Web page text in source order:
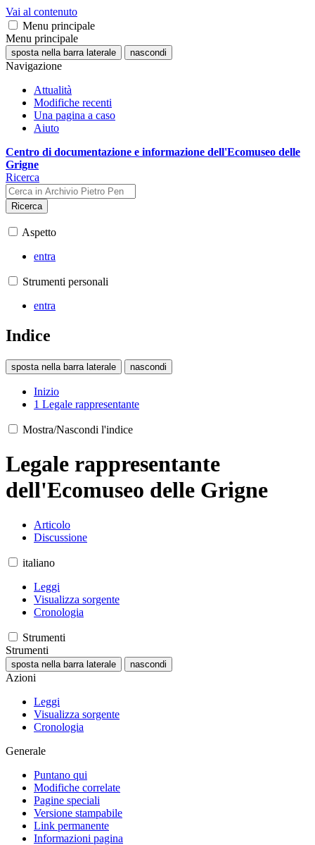
Vai al contenuto
Menu principale
Menu principale
sposta nella barra laterale nascondi
Navigazione
Attualità
Modifiche recenti
Una pagina a caso
Aiuto
Centro di documentazione e informazione dell'Ecomuseo delle
Grigne
Ricerca
Ricerca
Aspetto
entra
Strumenti personali
entra
Indice
sposta nella barra laterale nascondi
Inizio
1 Legale rappresentante
Mostra/Nascondi l'indice
Legale rappresentante
dell'Ecomuseo delle Grigne
Articolo
Discussione
italiano
Leggi
Visualizza sorgente
Cronologia
Strumenti
Strumenti
sposta nella barra laterale nascondi
Azioni
Leggi
Visualizza sorgente
Cronologia
Generale
Puntano qui
Modifiche correlate
Pagine speciali
Versione stampabile
Link permanente
Informazioni pagina